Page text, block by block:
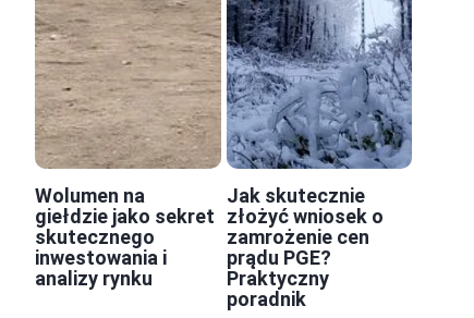
Wolumen na
giełdzie jako sekret
skutecznego
inwestowania i
analizy rynku
Jak skutecznie
złożyć wniosek o
zamrożenie cen
prądu PGE?
Praktyczny
poradnik